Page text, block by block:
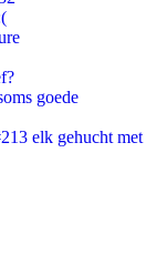
goede
elk gehucht met